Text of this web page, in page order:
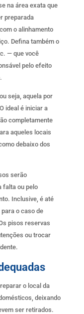
na área exata que
preparada
o alinhamento
Defina também o
— que você
pelo efeito
seja, aquela por
ideal é iniciar a
completamente
aqueles locais
debaixo dos
serão
falta ou pelo
Inclusive, é até
o caso de
pisos reservas
ou trocar
o local da
deixando
ser retirados.